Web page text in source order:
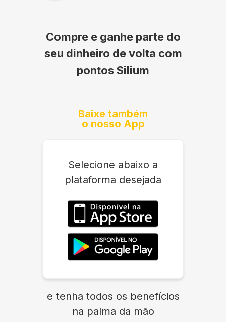
Compre e ganhe parte do
seu dinheiro de volta com
pontos Silium
Baixe também
o nosso App
e tenha todos os benefícios
na palma da mão
Selecione abaixo a
plataforma desejada